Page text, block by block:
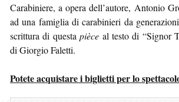
Carabiniere, a opera dell’autore, Antonio
ad una famiglia di carabinieri da
scrittura di questapièce al testo di “Signor
di Giorgio Faletti.
Potete acquistare i biglietti per lo